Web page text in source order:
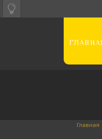
Главная